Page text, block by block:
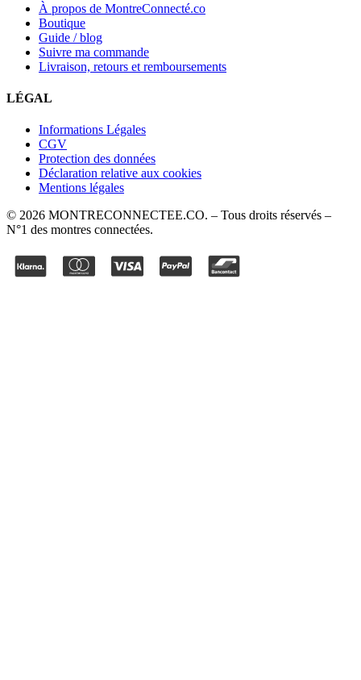
À propos de MontreConnecté.co
Boutique
Guide / blog
Suivre ma commande
Livraison, retours et remboursements
LÉGAL
Informations Légales
CGV
Protection des données
Déclaration relative aux cookies
Mentions légales
© 2026 MONTRECONNECTEE.CO. – Tous droits réservés –
N°1 des montres connectées.